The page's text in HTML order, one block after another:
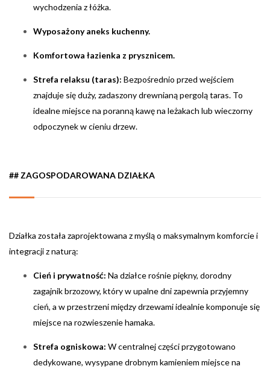
wychodzenia z łóżka.
Wyposażony aneks kuchenny.
Komfortowa łazienka z prysznicem.
Strefa relaksu (taras): Bezpośrednio przed wejściem
znajduje się duży, zadaszony drewnianą pergolą taras. To
idealne miejsce na poranną kawę na leżakach lub wieczorny
odpoczynek w cieniu drzew.
## ZAGOSPODAROWANA DZIAŁKA
Działka została zaprojektowana z myślą o maksymalnym komforcie i
integracji z naturą:
Cień i prywatność: Na działce rośnie piękny, dorodny
zagajnik brzozowy, który w upalne dni zapewnia przyjemny
cień, a w przestrzeni między drzewami idealnie komponuje się
miejsce na rozwieszenie hamaka.
Strefa ogniskowa: W centralnej części przygotowano
dedykowane, wysypane drobnym kamieniem miejsce na